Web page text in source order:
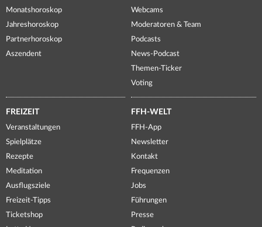
Monatshoroskop
Jahreshoroskop
Partnerhoroskop
Aszendent
Webcams
Moderatoren & Team
Podcasts
News-Podcast
Themen-Ticker
Voting
FREIZEIT
Veranstaltungen
Spielplätze
Rezepte
Meditation
Ausflugsziele
Freizeit-Tipps
Ticketshop
FFH-WELT
FFH-App
Newsletter
Kontakt
Frequenzen
Jobs
Führungen
Presse